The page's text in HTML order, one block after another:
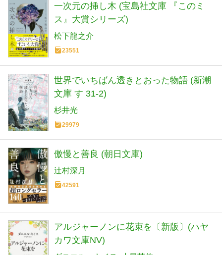
一次元の挿し木 (宝島社文庫 『このミ
ス』大賞シリーズ)
松下龍之介
23551
世界でいちばん透きとおった物語 (新潮
文庫 す 31-2)
杉井光
29979
傲慢と善良 (朝日文庫)
辻村深月
42591
アルジャーノンに花束を〔新版〕(ハヤ
カワ文庫NV)